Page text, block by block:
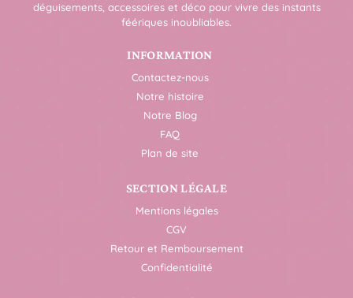
déguisements, accessoires et déco pour vivre des instants
féériques inoubliables.
INFORMATION
Contactez-nous
Notre histoire
Notre Blog
FAQ
Plan de site
SECTION LÉGALE
Mentions légales
CGV
Retour et Remboursement
Confidentialité